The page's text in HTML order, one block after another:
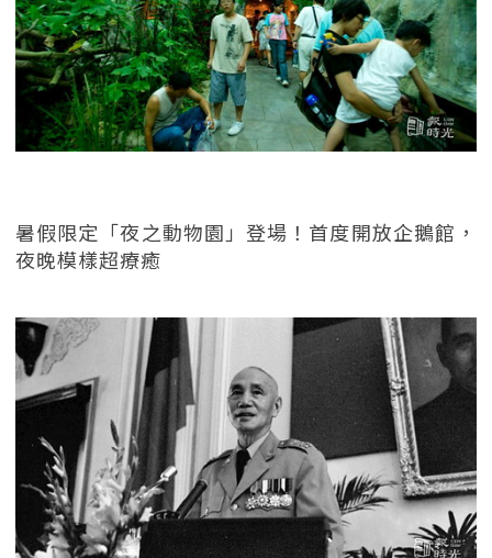
暑假限定「夜之動物園」登場！首度開放企鵝館，
夜晚模樣超療癒